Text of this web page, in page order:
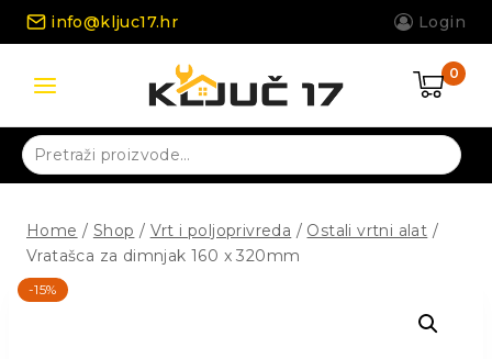
Skip
info@kljuc17.hr Login
0
Pretraži:
Home / Shop / Vrt i poljoprivreda / Ostali vrtni alat /
Vratašca za dimnjak 160 x 320mm
-15%